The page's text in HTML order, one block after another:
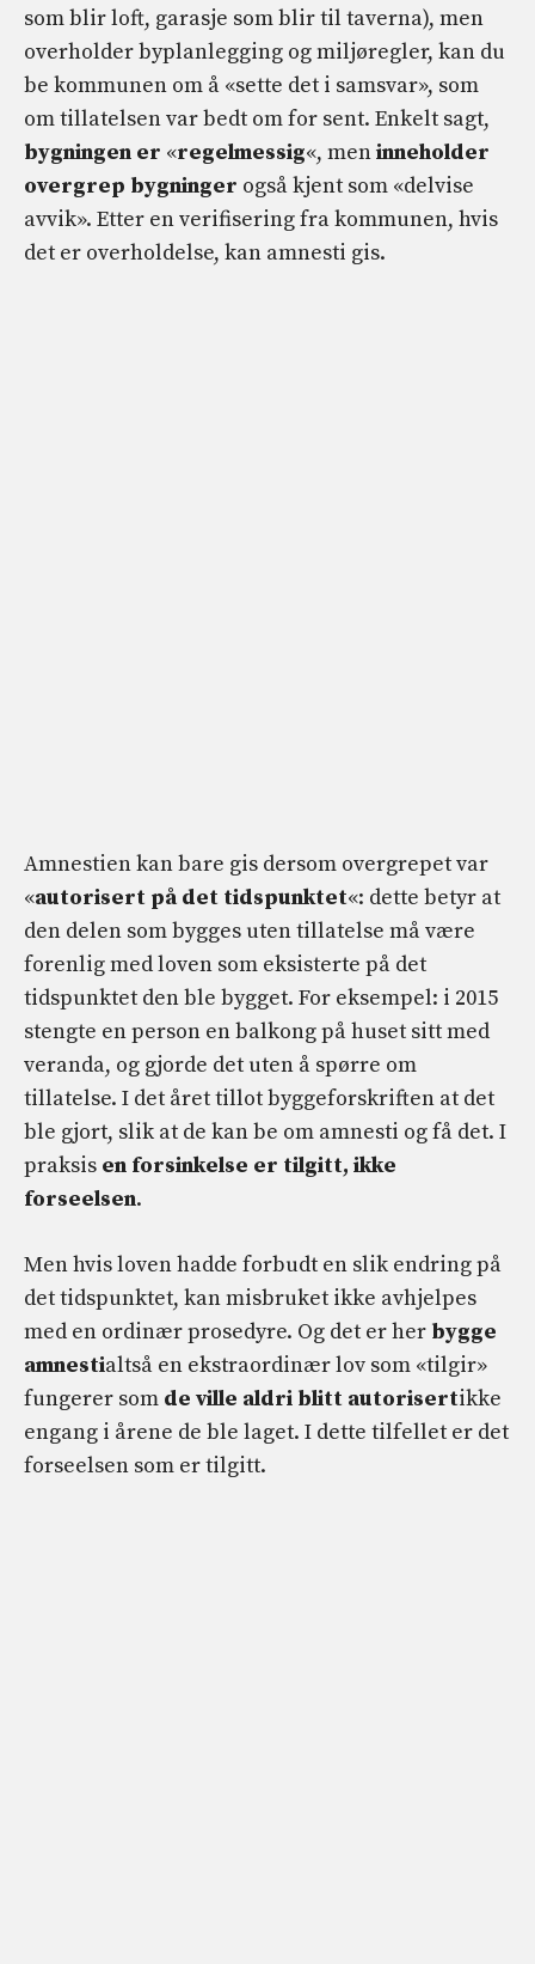
som blir loft, garasje som blir til taverna), men
overholder byplanlegging og miljøregler, kan du
be kommunen om å «sette det i samsvar», som
om tillatelsen var bedt om for sent. Enkelt sagt,
bygningen er «regelmessig«, meninneholder
overgrep bygninger også kjent som «delvise
avvik». Etter en verifisering fra kommunen, hvis
det er overholdelse, kan amnesti gis.
Amnestien kan bare gis dersom overgrepet var
«autorisert på det tidspunktet«: dette betyr at
den delen som bygges uten tillatelse må være
forenlig med loven som eksisterte på det
tidspunktet den ble bygget. For eksempel: i 2015
stengte en person en balkong på huset sitt med
veranda, og gjorde det uten å spørre om
tillatelse. I det året tillot byggeforskriften at det
ble gjort, slik at de kan be om amnesti og få det. I
praksis en forsinkelse er tilgitt, ikke
forseelsen.
Men hvis loven hadde forbudt en slik endring på
det tidspunktet, kan misbruket ikke avhjelpes
med en ordinær prosedyre. Og det er her bygge
amnestialtså en ekstraordinær lov som «tilgir»
fungerer som de ville aldri blitt autorisertikke
engang i årene de ble laget. I dette tilfellet er det
forseelsen som er tilgitt.